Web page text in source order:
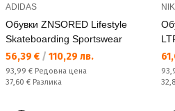
ADIDAS
Обувки ZNSORED Lifestyle
Skateboarding Sportswear
Текуща цена:
56,39 € / 110,29 лв.
Редовна цена:
93,99 € Редовна цена
Спестявате:
37,60 € Разлика